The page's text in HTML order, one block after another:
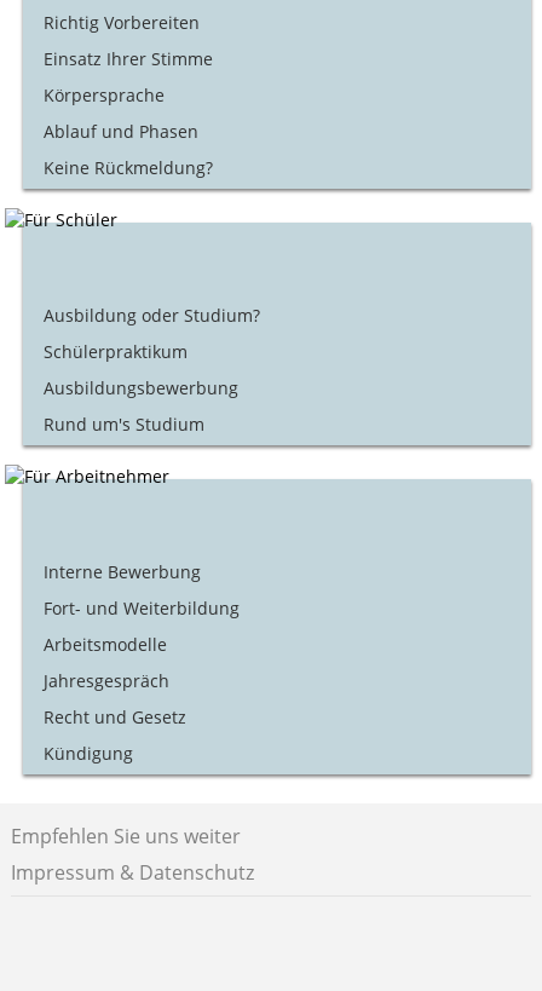
Richtig Vorbereiten
Einsatz Ihrer Stimme
Körpersprache
Ablauf und Phasen
Keine Rückmeldung?
Ausbildung oder Studium?
Schülerpraktikum
Ausbildungsbewerbung
Rund um's Studium
Interne Bewerbung
Fort- und Weiterbildung
Arbeitsmodelle
Jahresgespräch
Recht und Gesetz
Kündigung
Empfehlen Sie uns weiter
Impressum & Datenschutz